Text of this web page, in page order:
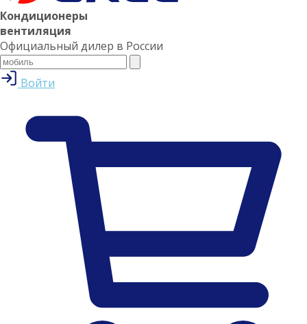
Кондиционеры
вентиляция
Официальный дилер в России
Войти